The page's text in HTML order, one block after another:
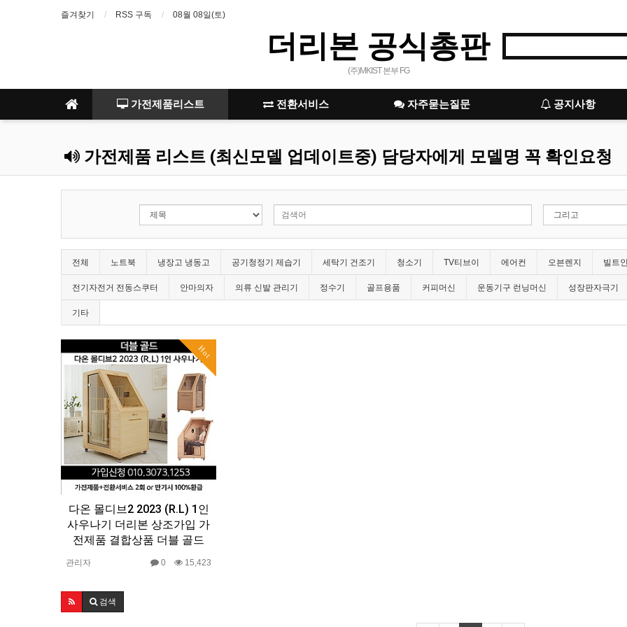
즐겨찾기 RSS 구독 08월 08일(토)
더리본 공식총판
(주)MKIST 본부 FG
가전제품리스트 전환서비스 자주묻는질문 공지사항
가전제품 리스트 (최신모델 업데이트중) 담당자에게 모델명 꼭 확인요청
전체 노트북 냉장고 냉동고 공기청정기 제습기 세탁기 건조기 청소기 TV티브이 에어컨 오븐렌지 빌트인
전기자전거 전동스쿠터 안마의자 의류 신발 관리기 정수기 골프용품 커피머신 운동기구 런닝머신 성장판자극기
기타
Hot
다온 몰디브2 2023 (R.L) 1인
사우나기 더리본 상조가입 가
전제품 결합상품 더블 골드
관리자 0 15,423
검색